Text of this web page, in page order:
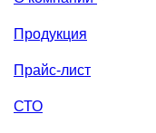
Продукция
Прайс-лист
СТО